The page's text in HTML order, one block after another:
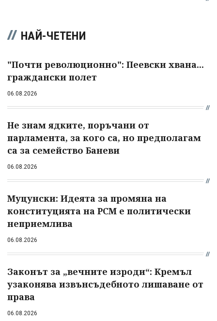
НАЙ-ЧЕТЕНИ
"Почти революционно": Пеевски хвана...
граждански полет
06.08.2026
Не знам ядките, поръчани от
парламента, за кого са, но предполагам
са за семейство Баневи
06.08.2026
Муцунски: Идеята за промяна на
конституцията на РСМ е политически
неприемлива
06.08.2026
Законът за „вечните изроди“: Кремъл
узаконява извънсъдебното лишаване от
права
06.08.2026